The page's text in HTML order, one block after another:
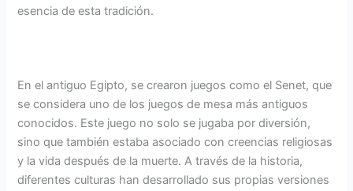
esencia de esta tradición.
En el antiguo Egipto, se crearon juegos como el Senet, que
se considera uno de los juegos de mesa más antiguos
conocidos. Este juego no solo se jugaba por diversión,
sino que también estaba asociado con creencias religiosas
y la vida después de la muerte. A través de la historia,
diferentes culturas han desarrollado sus propias versiones